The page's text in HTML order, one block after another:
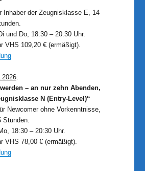
Inhaber der Zeugnisklasse E, 14
und Do, 18:30 – 20:30 Uhr.
VHS 109,20 € (ermäßigt).
:
– an nur zehn Abenden,
N (Entry-Level)“
Newcomer ohne Vorkenntnisse,
Stunden.
18:30 – 20:30 Uhr.
VHS 78,00 € (ermäßigt).